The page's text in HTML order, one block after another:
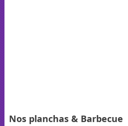
Nos planchas & Barbecue